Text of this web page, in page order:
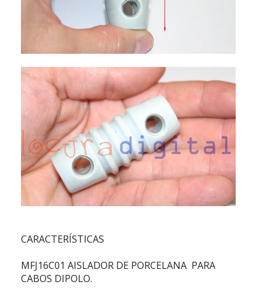
CARACTERÍSTICAS
MFJ16C01 AISLADOR DE PORCELANA PARA
CABOS DIPOLO.